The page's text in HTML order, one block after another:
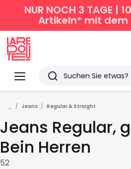
NUR NOCH 3 TAGE |
Artikeln* mit dem
Menü
Redoute
Suchen
Zuletzt
angesehen
Artikel
... Jeans Regular & Straight
Jeans Regular,
Bein Herren
52